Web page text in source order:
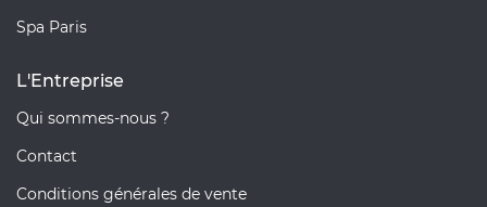
Spa Paris
L'Entreprise
Qui sommes-nous ?
Contact
Conditions générales de vente